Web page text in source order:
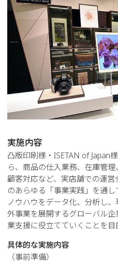
実施内容
凸版印刷様・ISETAN of Japan
ら、商品の仕入業務、在庫管理
顧客対応など、実店舗での運
のあらゆる「事業実践」を通
ノウハウをデータ化、分析し
外事業を展開するグローバル
業支援に役立てていくことを目
具体的な実施内容
（事前準備）